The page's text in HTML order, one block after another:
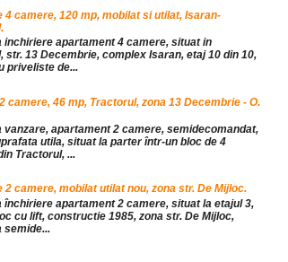
4 camere, 120 mp, mobilat si utilat, Isaran-
inchiriere apartament 4 camere, situat in
str. 13 Decembrie, complex Isaran, etaj 10 din 10,
priveliste de...
camere, 46 mp, Tractorul, zona 13 Decembrie - O.
vanzare, apartament 2 camere, semidecomandat,
utila, situat la parter într-un bloc de 4
Tractorul, ...
2 camere, mobilat utilat nou, zona str. De Mijloc.
închiriere apartament 2 camere, situat la etajul 3,
cu lift, constructie 1985, zona str. De Mijloc,
semide...